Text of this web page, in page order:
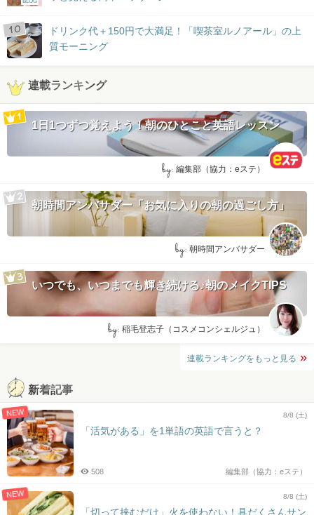
ドリンク代＋150円で大満足！「喫茶室ルノアール」の上
質モーニング
連載ランキング
1日1つずつ覚えよう！朝のひとこと英語レッスン
by: 編集部（協力：eステ）
朝時間アンバサダー「お気に入りの朝の過ごし方」
by: 朝時間アンバサダー
いつでも、いつまでも輝き続ける♪朝のメイクTIPS
by: 稲毛登志子（コスメコンシェルジュ）
連載ランキングをもっと見る
新着記事
NEW 8/8 (土)
「活気がある」を1単語の英語で言うと？
編集部（協力：eステ）
508
NEW 8/8 (土)
「切って挟むだけ」火を使わない！具だくさんサン